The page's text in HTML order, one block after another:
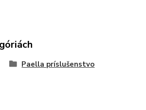
Paella príslušenstvo